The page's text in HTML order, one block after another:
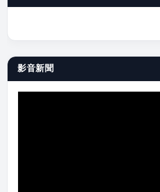
影音新聞